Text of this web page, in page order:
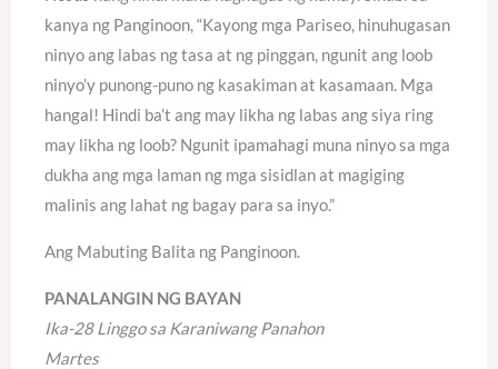
kanya ng Panginoon, “Kayong mga Pariseo, hinuhugasan
ninyo ang labas ng tasa at ng pinggan, ngunit ang loob
ninyo’y punong-puno ng kasakiman at kasamaan. Mga
hangal! Hindi ba’t ang may likha ng labas ang siya ring
may likha ng loob? Ngunit ipamahagi muna ninyo sa mga
dukha ang mga laman ng mga sisidlan at magiging
malinis ang lahat ng bagay para sa inyo.”
Ang Mabuting Balita ng Panginoon.
PANALANGIN NG BAYAN
Ika-28 Linggo sa Karaniwang Panahon
Martes